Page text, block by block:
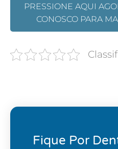
PRESSIONE AQUI
CONOSCO PARA
Fique Por